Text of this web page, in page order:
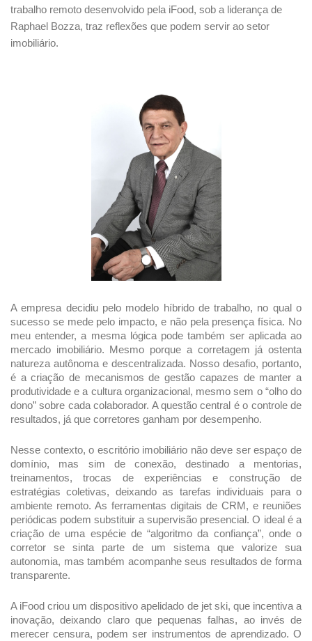
trabalho remoto desenvolvido pela iFood, sob a liderança de
Raphael Bozza, traz reflexões que podem servir ao setor
imobiliário.
A empresa decidiu pelo modelo híbrido de trabalho, no qual o
sucesso se mede pelo impacto, e não pela presença física. No
meu entender, a mesma lógica pode também ser aplicada ao
mercado imobiliário. Mesmo porque a corretagem já ostenta
natureza autônoma e descentralizada. Nosso desafio, portanto,
é a criação de mecanismos de gestão capazes de manter a
produtividade e a cultura organizacional, mesmo sem o “olho do
dono” sobre cada colaborador. A questão central é o controle de
resultados, já que corretores ganham por desempenho.
Nesse contexto, o escritório imobiliário não deve ser espaço de
domínio, mas sim de conexão, destinado a mentorias,
treinamentos, trocas de experiências e construção de
estratégias coletivas, deixando as tarefas individuais para o
ambiente remoto. As ferramentas digitais de CRM, e reuniões
periódicas podem substituir a supervisão presencial. O ideal é a
criação de uma espécie de “algoritmo da confiança”, onde o
corretor se sinta parte de um sistema que valorize sua
autonomia, mas também acompanhe seus resultados de forma
transparente.
A iFood criou um dispositivo apelidado de jet ski, que incentiva a
inovação, deixando claro que pequenas falhas, ao invés de
merecer censura, podem ser instrumentos de aprendizado. O